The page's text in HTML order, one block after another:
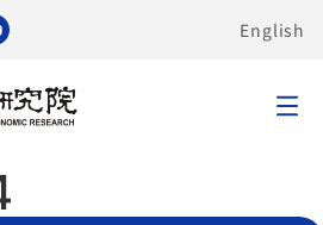
English